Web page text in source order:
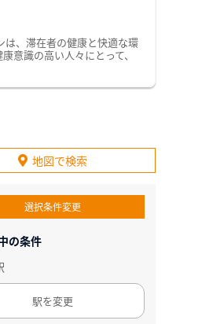
、滞在者の健康と快適な環
意識の高い人々にとって、
地図で検索
選択条件変更
の条件
駅を変更